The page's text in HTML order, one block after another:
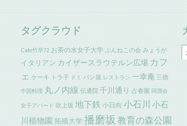
タグクラウド
Cafe竹早72 お茶の水女子大学 ぶんねこの会 みょうが
イタリアン カイザースラウテルン広場 カフ
ェ ケーキ トラ子 ドミ パン屋 レストラン 一幸庵 三徳
中国料理 丸ノ内線 伝通院 千川通り 占春園 同潤会
女子アパート 吹上坂 地下鉄 小日向 小石川
小石
川植物園 拓殖大学 播磨坂 教育の森公園